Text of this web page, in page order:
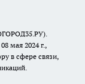
мая 2024 г.,
в сфере связи,